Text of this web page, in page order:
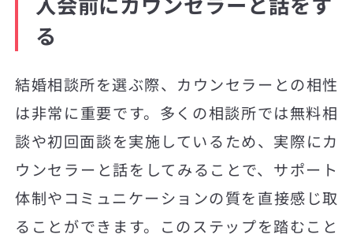
る
結婚相談所を選ぶ際、カウンセラーとの相性
は非常に重要です。多くの相談所では無料相
談や初回面談を実施しているため、実際にカ
ウンセラーと話をしてみることで、サポート
体制やコミュニケーションの質を直接感じ取
ることができます。このステップを踏むこと